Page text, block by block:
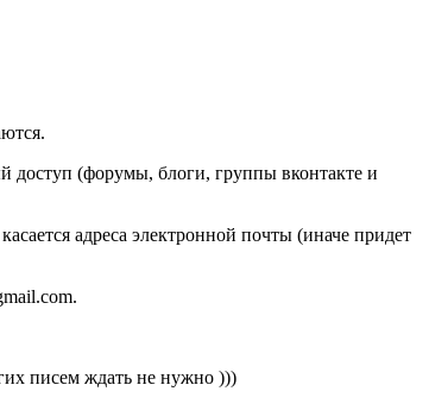
доступ (форумы, блоги, группы вконтакте и
адреса электронной почты (иначе придет
писем ждать не нужно )))